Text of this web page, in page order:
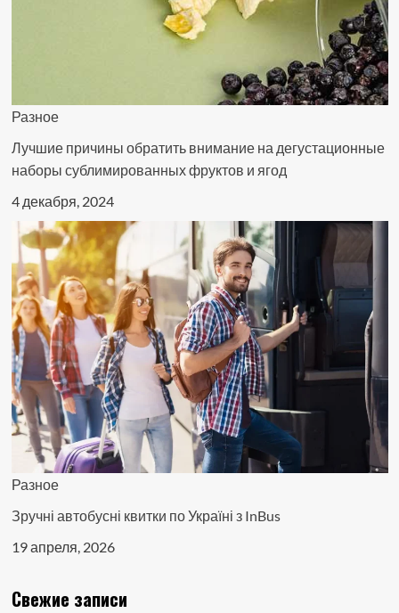
Разное
Лучшие причины обратить внимание на дегустационные
наборы сублимированных фруктов и ягод
4 декабря, 2024
Разное
Зручні автобусні квитки по Україні з InBus
19 апреля, 2026
Свежие записи